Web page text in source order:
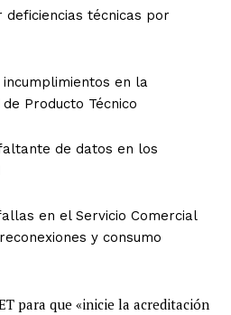
deficiencias técnicas por
en la
Producto Técnico
de datos en los
en el Servicio Comercial
y consumo
para que «inicie la acreditación